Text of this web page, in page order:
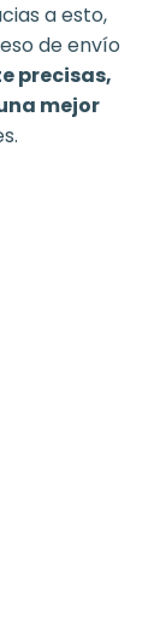
a esto,
de envío
precisas,
mejor